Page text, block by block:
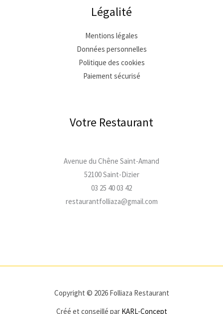
Légalité
Mentions légales
Données personnelles
Politique des cookies
Paiement sécurisé
Votre Restaurant
Avenue du Chêne Saint-Amand
52100 Saint-Dizier
03 25 40 03 42
restaurantfolliaza@gmail.com
Copyright © 2026 Folliaza Restaurant
Créé et conseillé par KARL-Concept